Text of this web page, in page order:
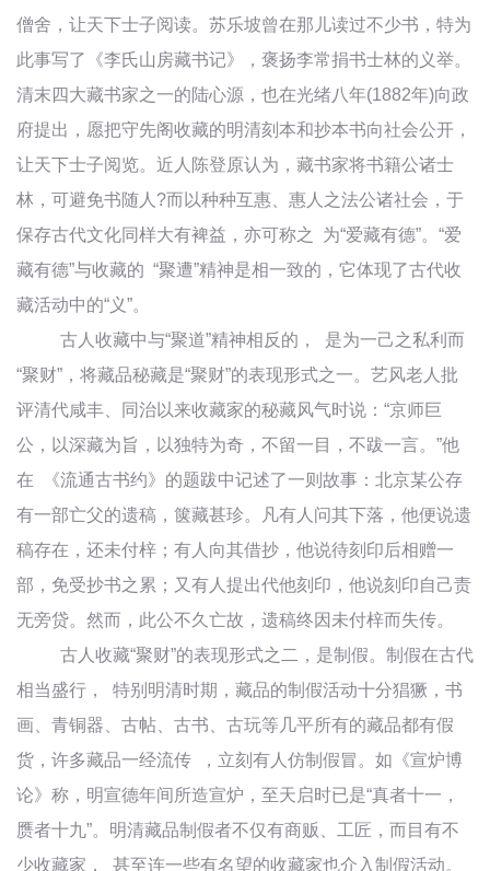
僧舍，让天下士子阅读。苏乐坡曾在那儿读过不少书，特为
此事写了《李氏山房藏书记》，褒扬李常捐书士林的义举。
清末四大藏书家之一的陆心源，也在光绪八年(1882年)向政
府提出，愿把守先阁收藏的明清刻本和抄本书向社会公开，
让天下士子阅览。近人陈登原认为，藏书家将书籍公诸士
林，可避免书随人?而以种种互惠、惠人之法公诸社会，于
保存古代文化同样大有裨益，亦可称之 为“爱藏有德”。“爱
藏有德”与收藏的 “聚遭”精神是相一致的，它体现了古代收
藏活动中的“义”。
古人收藏中与“聚道”精神相反的， 是为一己之私利而
“聚财”，将藏品秘藏是“聚财”的表现形式之一。艺风老人批
评清代咸丰、同治以来收藏家的秘藏风气时说：“京师巨
公，以深藏为旨，以独特为奇，不留一目，不跋一言。”他
在 《流通古书约》的题跋中记述了一则故事：北京某公存
有一部亡父的遗稿，箧藏甚珍。凡有人问其下落，他便说遗
稿存在，还未付梓；有人向其借抄，他说待刻印后相赠一
部，免受抄书之累；又有人提出代他刻印，他说刻印自己责
无旁贷。然而，此公不久亡故，遗稿终因未付梓而失传。
古人收藏“聚财”的表现形式之二，是制假。制假在古代
相当盛行， 特别明清时期，藏品的制假活动十分猖獗，书
画、青铜器、古帖、古书、古玩等几平所有的藏品都有假
货，许多藏品一经流传 ，立刻有人仿制假冒。如《宣炉博
论》称，明宣德年间所造宣炉，至天启时已是“真者十一，
赝者十九”。明清藏品制假者不仅有商贩、工匠，而目有不
少收藏家， 甚至连一些有名望的收藏家也介入制假活动。